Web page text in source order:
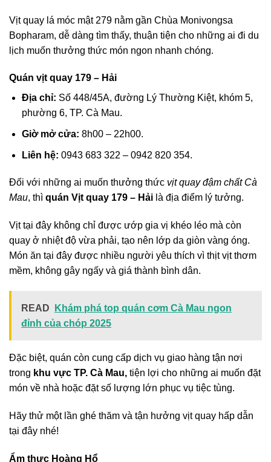
Vịt quay lá móc mật 279 nằm gần Chùa Monivongsa
Bopharam, dễ dàng tìm thấy, thuận tiện cho những ai đi du
lịch muốn thưởng thức món ngon nhanh chóng.
Quán vịt quay 179 – Hải
Địa chỉ: Số 448/45A, đường Lý Thường Kiệt, khóm 5,
phường 6, TP. Cà Mau.
Giờ mở cửa: 8h00 – 22h00.
Liên hệ: 0943 683 322 – 0942 820 354.
Đối với những ai muốn thưởng thức vịt quay đậm chất Cà
Mau, thì quán Vịt quay 179 – Hải là địa điểm lý tưởng.
Vịt tại đây không chỉ được ướp gia vị khéo léo mà còn
quay ở nhiệt độ vừa phải, tạo nên lớp da giòn vàng óng.
Món ăn tại đây được nhiều người yêu thích vì thịt vịt thơm
mềm, không gây ngấy và giá thành bình dân.
READ
Khám phá top quán cơm Cà Mau ngon
đỉnh của chóp 2025
Đặc biệt, quán còn cung cấp dịch vụ giao hàng tận nơi
trong khu vực TP. Cà Mau, tiện lợi cho những ai muốn đặt
món về nhà hoặc đặt số lượng lớn phục vụ tiệc tùng.
Hãy thử một lần ghé thăm và tận hưởng vịt quay hấp dẫn
tại đây nhé!
Ẩm thực Hoàng Hổ